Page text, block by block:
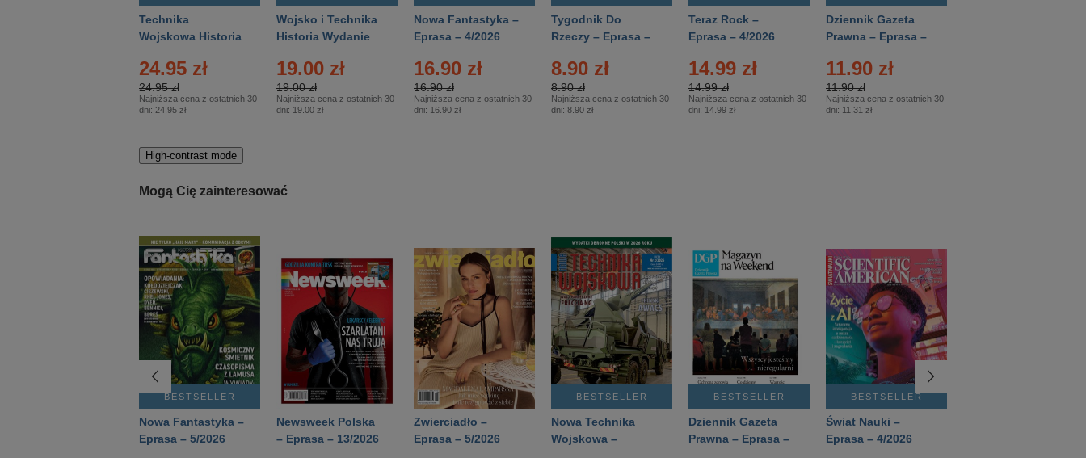
Technika
Wojskowa Historia
24.95 zł
24.95 zł
Najniższa cena z ostatnich 30
dni: 24.95 zł
Wojsko i Technika
Historia Wydanie
– 2/2026
19.00 zł
19.00 zł
Najniższa cena z ostatnich 30
dni: 19.00 zł
Nowa Fantastyka –
Eprasa – 4/2026
16.90 zł
16.90 zł
Najniższa cena z ostatnich 30
dni: 16.90 zł
Tygodnik Do
Rzeczy – Eprasa –
8.90 zł
8.90 zł
Najniższa cena z ostatnich 30
dni: 8.90 zł
Teraz Rock –
Eprasa – 4/2026
14.99 zł
14.99 zł
Najniższa cena z ostatnich 30
dni: 14.99 zł
Dziennik Gazeta
Prawna – Eprasa –
11.90 zł
11.90 zł
Najniższa cena z ostatnich 30
dni: 11.31 zł
High-contrast mode
Mogą Cię zainteresować
BESTSELLER
Nowa Fantastyka –
Eprasa – 5/2026
Newsweek Polska
– Eprasa – 13/2026
Zwierciadło –
Eprasa – 5/2026
BESTSELLER
Nowa Technika
Wojskowa –
BESTSELLER
Dziennik Gazeta
Prawna – Eprasa –
BESTSELLER
Świat Nauki –
Eprasa – 4/2026